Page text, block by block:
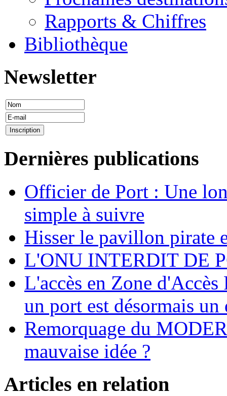
Rapports & Chiffres
Bibliothèque
Newsletter
Dernières publications
Officier de Port : Une
simple à suivre
Hisser le pavillon pirate
L'ONU INTERDIT DE
L'accès en Zone
un port est désormais un
Remorquage du
mauvaise idée ?
Articles en relation